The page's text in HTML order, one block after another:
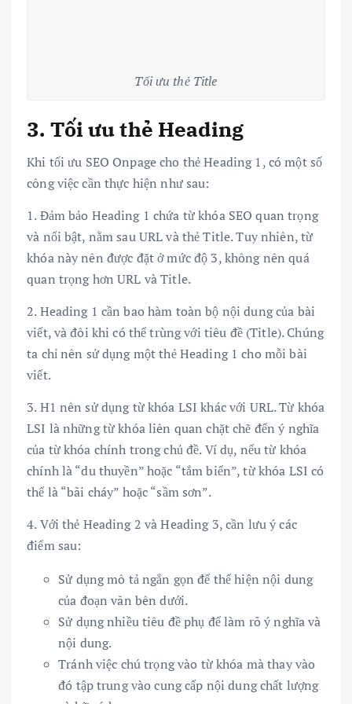
Tối ưu thẻ Title
3. Tối ưu thẻ Heading
Khi tối ưu SEO Onpage cho thẻ Heading 1, có một số
công việc cần thực hiện như sau:
1. Đảm bảo Heading 1 chứa từ khóa SEO quan trọng
và nổi bật, nằm sau URL và thẻ Title. Tuy nhiên, từ
khóa này nên được đặt ở mức độ 3, không nên quá
quan trọng hơn URL và Title.
2. Heading 1 cần bao hàm toàn bộ nội dung của bài
viết, và đôi khi có thể trùng với tiêu đề (Title). Chúng
ta chỉ nên sử dụng một thẻ Heading 1 cho mỗi bài
viết.
3. H1 nên sử dụng từ khóa LSI khác với URL. Từ khóa
LSI là những từ khóa liên quan chặt chẽ đến ý nghĩa
của từ khóa chính trong chủ đề. Ví dụ, nếu từ khóa
chính là “du thuyền” hoặc “tắm biển”, từ khóa LSI có
thể là “bãi cháy” hoặc “sầm sơn”.
4. Với thẻ Heading 2 và Heading 3, cần lưu ý các
điểm sau:
Sử dụng mô tả ngắn gọn để thể hiện nội dung
của đoạn văn bên dưới.
Sử dụng nhiều tiêu đề phụ để làm rõ ý nghĩa và
nội dung.
Tránh việc chú trọng vào từ khóa mà thay vào
đó tập trung vào cung cấp nội dung chất lượng